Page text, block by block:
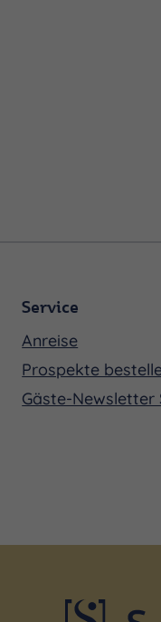
Service
Anreise
Prospekte
Gäste-Newsletter